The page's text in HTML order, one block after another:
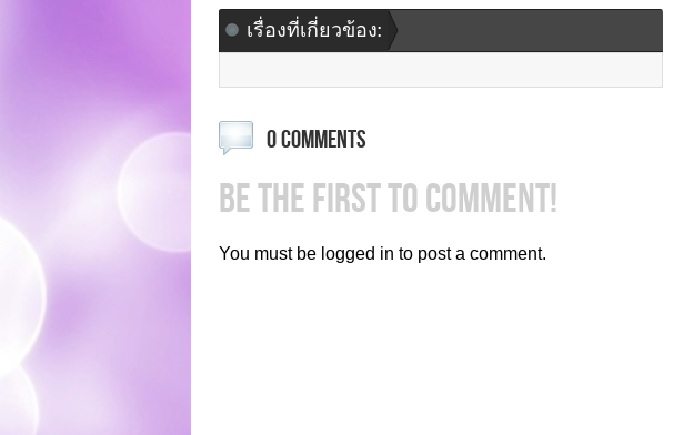
เรื่องที่เกี่ยวข้อง:
0 COMMENTS
BE THE FIRST TO COMMENT!
You must be logged in to post a comment.